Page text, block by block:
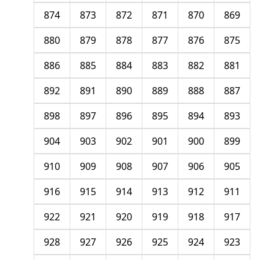
869
870
871
872
873
874
875
876
877
878
879
880
881
882
883
884
885
886
887
888
889
890
891
892
893
894
895
896
897
898
899
900
901
902
903
904
905
906
907
908
909
910
911
912
913
914
915
916
917
918
919
920
921
922
923
924
925
926
927
928